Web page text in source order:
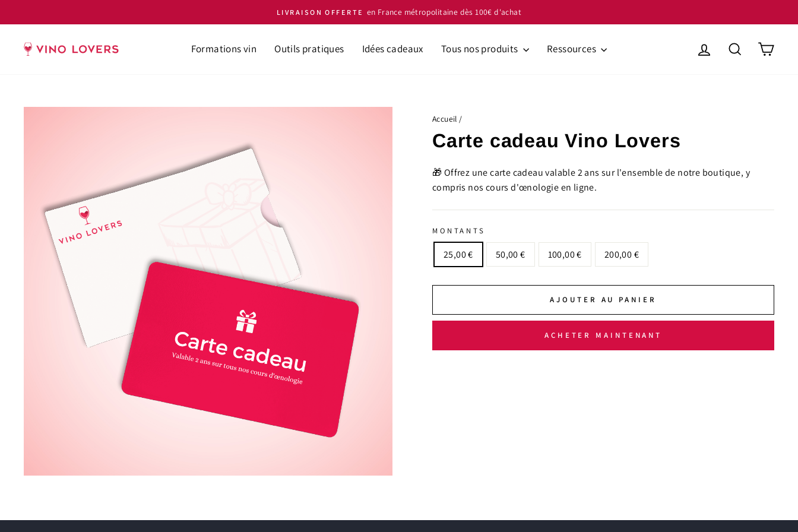
au
Diaporama
Pause
Les meilleures ressources pour étancher votre soif de connaissances 🥂
Formations vin Outils pratiques Idées cadeaux Tous nos produits Ressources Se connecterRechercher
Accueil /
Carte cadeau Vino Lovers
🎁 Offrez une carte cadeau valable 2 ans sur l'ensemble de notre boutique, y
compris nos cours d'œnologie en ligne.
MONTANTS
25,00 € 50,00 € 100,00 € 200,00 €
AJOUTER AU PANIER
ACHETER MAINTENANT